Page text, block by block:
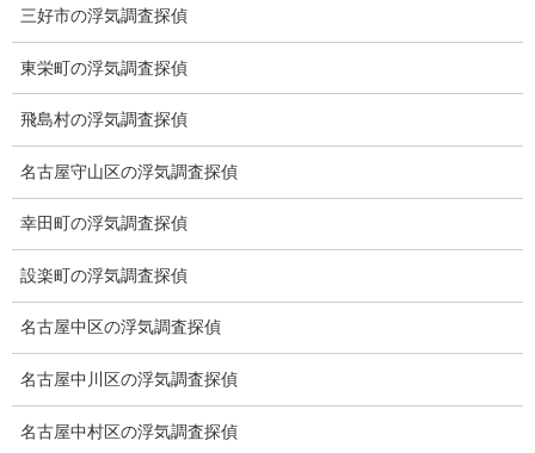
アフターフォロー
ミライリサーチのお約束
委任契約
低料金の理由
スキルの高さ＝高額料金？
適正料金
三好市の浮気調査探偵
東栄町の浮気調査探偵
飛島村の浮気調査探偵
名古屋守山区の浮気調査探偵
幸田町の浮気調査探偵
設楽町の浮気調査探偵
名古屋中区の浮気調査探偵
名古屋中川区の浮気調査探偵
名古屋中村区の浮気調査探偵